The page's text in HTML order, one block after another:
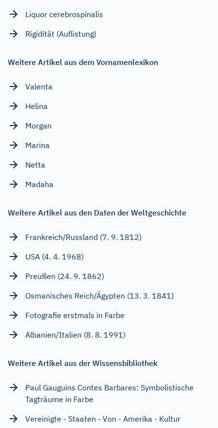
Liquor cerebrospinalis
Rigidität (Auflistung)
Weitere Artikel aus dem Vornamenlexikon
Valenta
Helina
Morgan
Marina
Netta
Madaha
Weitere Artikel aus den Daten der Weltgeschichte
Frankreich/Russland (7. 9. 1812)
USA (4. 4. 1968)
Preußen (24. 9. 1862)
Osmanisches Reich/Ägypten (13. 3. 1841)
Fotografie erstmals in Farbe
Albanien/Italien (8. 8. 1991)
Weitere Artikel aus der Wissensbibliothek
Paul Gauguins Contes Barbares: Symbolistische
Tagträume in Farbe
Vereinigte - Staaten - Von - Amerika - Kultur